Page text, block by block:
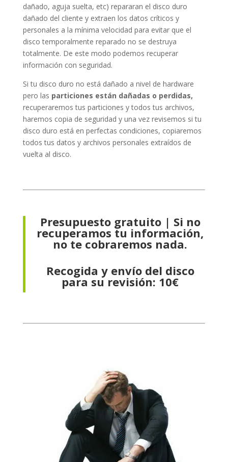
dañado, aguja suelta, etc) repararan el disco duro
dañado del cliente y extraen los datos críticos y
personales a la mínima velocidad para evitar que el
disco temporalmente reparado no se destruya
totalmente. De este modo podemos recuperar
información con seguridad.
Si tu disco duro no está dañado a nivel de hardware
pero las particiones están dañadas o perdidas,
recuperaremos tus particiones y todos tus archivos,
haremos copia de seguridad y una vez revisemos si tu
disco duro está en perfectas condiciones, copiaremos
todos tus datos y archivos personales extraídos de
vuelta al disco.
Presupuesto gratuito | Si no
recuperamos tu información,
no te cobraremos nada.
Recogida y envío del disco
para su revisión: 10€